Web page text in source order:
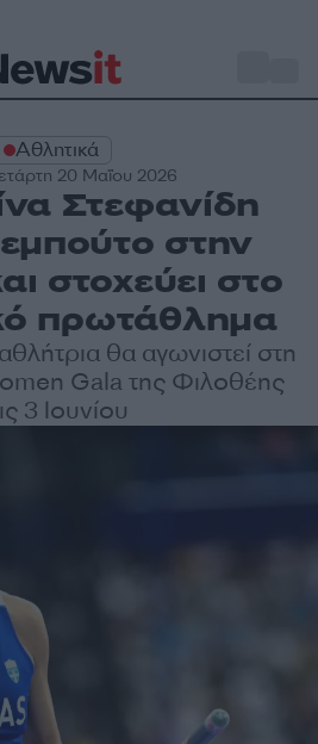
Αθλητικά
20 Μαΐου 2026
Στεφανίδη
στην
στοχεύει στο
πρωτάθλημα
θα αγωνιστεί στη
Gala της Φιλοθέης
3 Ιουνίου